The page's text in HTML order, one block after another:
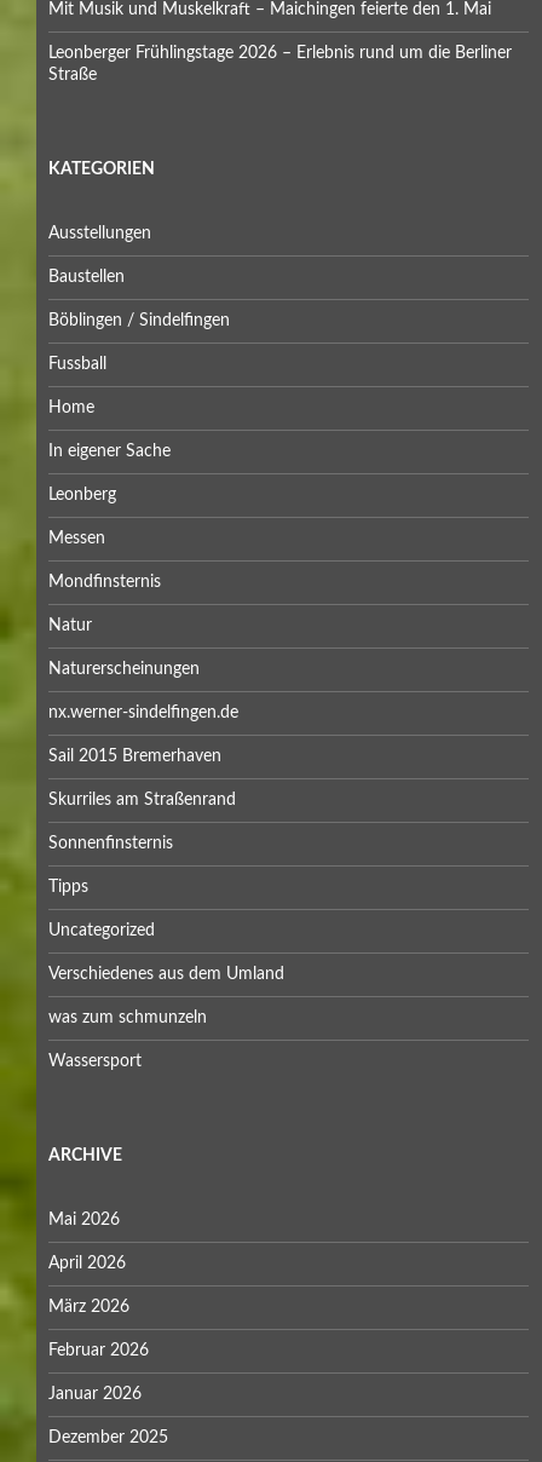
Mit Musik und Muskelkraft – Maichingen feierte den 1. Mai
Leonberger Frühlingstage 2026 – Erlebnis rund um die Berliner
Straße
KATEGORIEN
Ausstellungen
Baustellen
Böblingen / Sindelfingen
Fussball
Home
In eigener Sache
Leonberg
Messen
Mondfinsternis
Natur
Naturerscheinungen
nx.werner-sindelfingen.de
Sail 2015 Bremerhaven
Skurriles am Straßenrand
Sonnenfinsternis
Tipps
Uncategorized
Verschiedenes aus dem Umland
was zum schmunzeln
Wassersport
ARCHIVE
Mai 2026
April 2026
März 2026
Februar 2026
Januar 2026
Dezember 2025